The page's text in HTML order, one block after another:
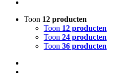
Toon 12 producten
Toon 12 producten
Toon 24 producten
Toon 36 producten